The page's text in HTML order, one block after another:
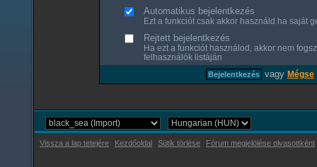
Automatikus bejelentkezés
Ezt a funkciót csak akkor használd ha saját
Rejtett bejelentkezés
Ha ezt a funkciót használod, akkor nem
felhasználók listáján
vagy Mégse
Vissza a lap tetejére Kezdőoldal Sütik törlése Fórum megjelölése olvasottként